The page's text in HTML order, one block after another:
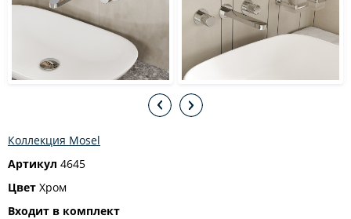
Коллекция Mosel
Артикул 4645
Цвет Хром
Входит в комплект